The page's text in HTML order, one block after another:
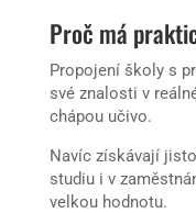
Proč má
Propojení školy s
své znalosti v
chápou učivo.
Navíc získávají
studiu i v
velkou hodnotu.